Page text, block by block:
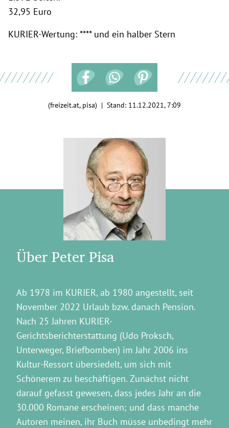
32,95 Euro
KURIER-Wertung: **** und ein halber Stern
(freizeit.at, pisa) | Stand: 11.12.2021, 7:09
Über Peter Pisa
Ab 1978 im KURIER, ab 1980 angestellt, seit
November 2022 Urlaub bzw. danach Pension.
Nach 25 Jahren KURIER-
Gerichtsberichterstattung (Udo Proksch,
Unterweger, Briefbomben) im Jahr 2006 ins
Kultur-Ressort übersiedelt, um sich mit
Schönerem zu beschäftigen. Zunächst nicht
darauf gefasst gewesen, dass jedes Jahr an die
30.000 Romane erscheinen; und dass manche
Autoren meinen, ihr Buch müsse unbedingt mehr